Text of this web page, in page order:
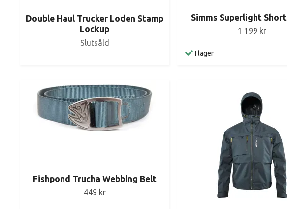
Double Haul Trucker Loden Stamp
Lockup
Slutsåld
Simms Superlight Short
1 199 kr
I lager
Fishpond Trucha Webbing Belt
449 kr